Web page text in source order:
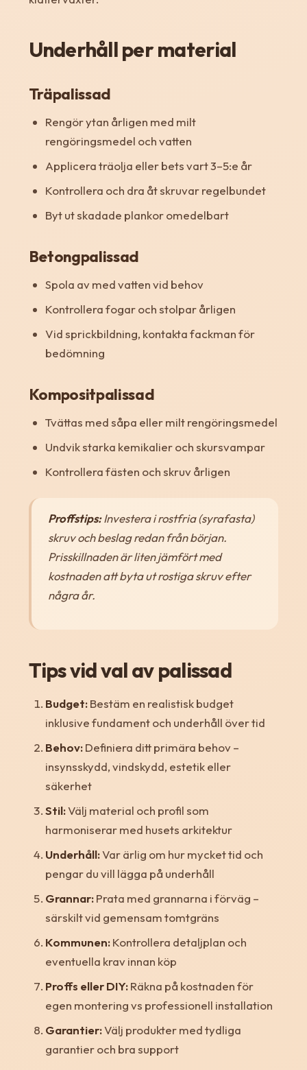
Underhåll per material
Träpalissad
Rengör ytan årligen med milt
rengöringsmedel och vatten
Applicera träolja eller bets vart 3–5:e år
Kontrollera och dra åt skruvar regelbundet
Byt ut skadade plankor omedelbart
Betongpalissad
Spola av med vatten vid behov
Kontrollera fogar och stolpar årligen
Vid sprickbildning, kontakta fackman för
bedömning
Kompositpalissad
Tvättas med såpa eller milt rengöringsmedel
Undvik starka kemikalier och skursvampar
Kontrollera fästen och skruv årligen
Proffstips:Investera i rostfria (syrafasta)
skruv och beslag redan från början.
Prisskillnaden är liten jämfört med
kostnaden att byta ut rostiga skruv efter
några år.
Tips vid val av palissad
Budget:Bestäm en realistisk budget
inklusive fundament och underhåll över tid
Behov:Definiera ditt primära behov –
insynsskydd, vindskydd, estetik eller
säkerhet
Stil:Välj material och profil som
harmoniserar med husets arkitektur
Underhåll:Var ärlig om hur mycket tid och
pengar du vill lägga på underhåll
Grannar:Prata med grannarna i förväg –
särskilt vid gemensam tomtgräns
Kommunen:Kontrollera detaljplan och
eventuella krav innan köp
Proffs eller DIY:Räkna på kostnaden för
egen montering vs professionell installation
Garantier:Välj produkter med tydliga
garantier och bra support